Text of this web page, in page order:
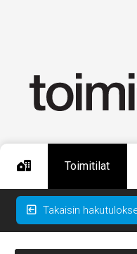
Toimitilat
Takaisin